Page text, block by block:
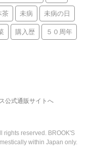
茶 未病 未病の日
購入歴 ５０周年
公式通販サイトへ
rights reserved. BROOK'S
within Japan only.